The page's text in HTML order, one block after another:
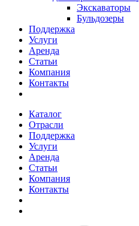
Экскаваторы
Бульдозеры
Поддержка
Услуги
Аренда
Статьи
Компания
Контакты
Каталог
Отрасли
Поддержка
Услуги
Аренда
Статьи
Компания
Контакты